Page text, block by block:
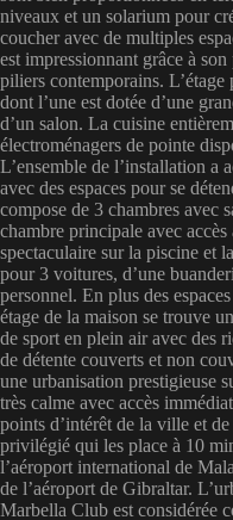
niveaux et un solarium pour
coucher avec de multiples
est impressionnant grâce à
piliers contemporains.
dont l’une est dotée d’une
d’un salon. La cuisine
électroménagers de pointe
L’ensemble de l’installation a
avec des espaces pour se
compose de 3 chambres avec
chambre principale avec
spectaculaire sur la piscine et
pour 3 voitures, d’une
personnel. En plus des
étage de la maison se trouve
de sport en plein air avec des
de détente couverts et non
une urbanisation prestigieuse
très calme avec accès
points d’intérêt de la ville et
privilégié qui les place à 10
l’aéroport international de
de l’aéroport de Gibraltar.
Marbella Club est considérée